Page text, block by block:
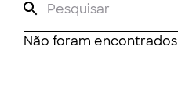
Não foram